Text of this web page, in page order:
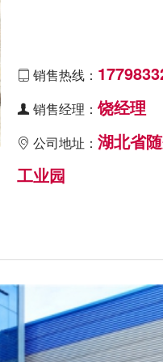
 销售热线：
 销售经理： 饶经理
 公司地址： 湖北省
工业园